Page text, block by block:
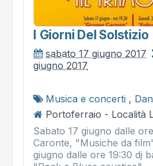
I Giorni Del Solstizio
sabato 17 giugno 2017
giugno 2017
Musica e concerti ,
Portoferraio - Località
Sabato 17 giugno dalle
Caronte, "Musiche da
giugno dalle ore 19:30 dj